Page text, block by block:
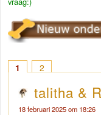
1 2
talitha &
18 februari 2025 om 18:26